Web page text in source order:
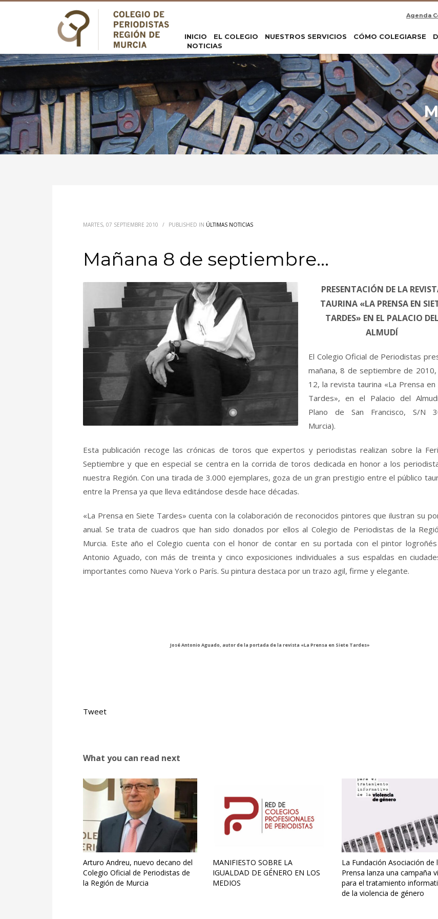
Agenda
INICIO EL COLEGIO NUESTROS SERVICIOS CÓMO COLEGIARSE
NOTICIAS
MARTES, 07 SEPTIEMBRE 2010 / PUBLISHED IN ÚLTIMAS NOTICIAS
Mañana 8 de septiembre…
PRESENTACIÓN DE LA
TAURINA «LA PRENSA EN
TARDES» EN EL PALACIO DEL
ALMUDÍ
El Colegio Oficial de Periodistas
mañana, 8 de septiembre de 2010,
12, la revista taurina «La Prensa en
Tardes», en el Palacio del
Plano de San Francisco, S/N
Murcia).
Esta publicación recoge las crónicas de toros que expertos y periodistas realizan sobre la
Septiembre y que en especial se centra en la corrida de toros dedicada en honor a los
nuestra Región. Con una tirada de 3.000 ejemplares, goza de un gran prestigio entre el público
entre la Prensa ya que lleva editándose desde hace décadas.
«La Prensa en Siete Tardes» cuenta con la colaboración de reconocidos pintores que ilustran su
anual. Se trata de cuadros que han sido donados por ellos al Colegio de Periodistas de la
Murcia. Este año el Colegio cuenta con el honor de contar en su portada con el pintor logroñés
Antonio Aguado, con más de treinta y cinco exposiciones individuales a sus espaldas en
importantes como Nueva York o París. Su pintura destaca por un trazo agil, firme y elegante.
José Antonio Aguado, autor de la portada de la revista «La Prensa en Siete Tardes»
Tweet
What you can read next
Arturo Andreu, nuevo decano del
Colegio Oficial de Periodistas de
la Región de Murcia
MANIFIESTO SOBRE LA
IGUALDAD DE GÉNERO EN LOS
MEDIOS
La Fundación Asociación de
Prensa lanza una campaña
para el tratamiento
de la violencia de género